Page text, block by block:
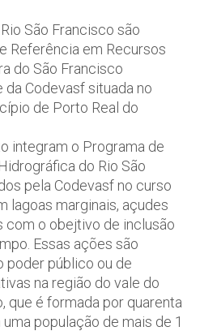
São Francisco são
Referência em Recursos
do São Francisco
da Codevasf situada no
de Porto Real do
integram o Programa de
do Rio São
pela Codevasf no curso
lagoas marginais, açudes
com o obejtivo de inclusão
Essas ações são
poder público ou de
na região do vale do
que é formada por quarenta
população de mais de 1